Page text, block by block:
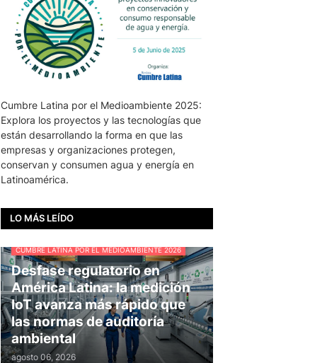
Cumbre Latina por el Medioambiente 2025:
Explora los proyectos y las tecnologías que
están desarrollando la forma en que las
empresas y organizaciones protegen,
conservan y consumen agua y energía en
Latinoamérica.
LO MÁS LEÍDO
CUMBRE LATINA POR EL MEDIOAMBIENTE 2026
Desfase regulatorio en
América Latina: la medición
IoT avanza más rápido que
las normas de auditoría
ambiental
agosto 06, 2026